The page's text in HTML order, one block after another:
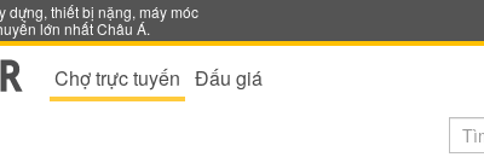
dựng, thiết bị nặng, máy móc
lớn nhất Châu Á.
Chợ trực tuyến Đấu giá